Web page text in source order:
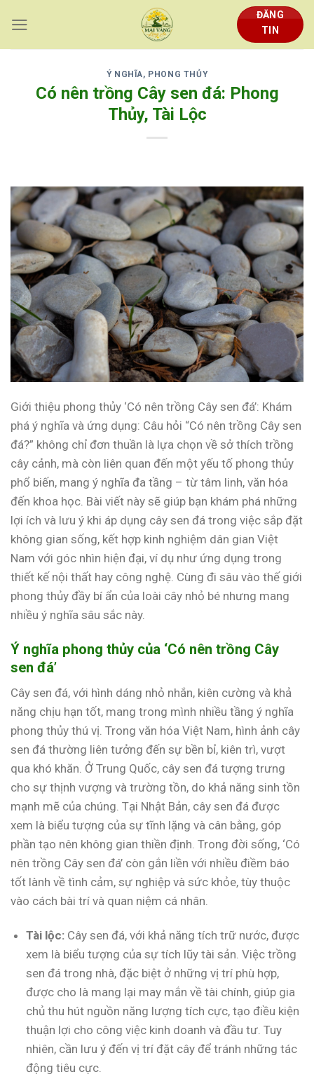
content
ĐĂNG
TIN
Ý NGHĨA, PHONG THỦY
Có nên trồng Cây sen đá: Phong
Thủy, Tài Lộc
Giới thiệu phong thủy ‘Có nên trồng Cây sen đá’: Khám
phá ý nghĩa và ứng dụng: Câu hỏi “Có nên trồng Cây sen
đá?” không chỉ đơn thuần là lựa chọn về sở thích trồng
cây cảnh, mà còn liên quan đến một yếu tố phong thủy
phổ biến, mang ý nghĩa đa tầng – từ tâm linh, văn hóa
đến khoa học. Bài viết này sẽ giúp bạn khám phá những
lợi ích và lưu ý khi áp dụng cây sen đá trong việc sắp đặt
không gian sống, kết hợp kinh nghiệm dân gian Việt
Nam với góc nhìn hiện đại, ví dụ như ứng dụng trong
thiết kế nội thất hay công nghệ. Cùng đi sâu vào thế giới
phong thủy đầy bí ẩn của loài cây nhỏ bé nhưng mang
nhiều ý nghĩa sâu sắc này.
Ý nghĩa phong thủy của ‘Có nên trồng Cây
sen đá’
Cây sen đá, với hình dáng nhỏ nhắn, kiên cường và khả
năng chịu hạn tốt, mang trong mình nhiều tầng ý nghĩa
phong thủy thú vị. Trong văn hóa Việt Nam, hình ảnh cây
sen đá thường liên tưởng đến sự bền bỉ, kiên trì, vượt
qua khó khăn. Ở Trung Quốc, cây sen đá tượng trưng
cho sự thịnh vượng và trường tồn, do khả năng sinh tồn
mạnh mẽ của chúng. Tại Nhật Bản, cây sen đá được
xem là biểu tượng của sự tĩnh lặng và cân bằng, góp
phần tạo nên không gian thiền định. Trong đời sống, ‘Có
nên trồng Cây sen đá’ còn gắn liền với nhiều điềm báo
tốt lành về tình cảm, sự nghiệp và sức khỏe, tùy thuộc
vào cách bài trí và quan niệm cá nhân.
Tài lộc: Cây sen đá, với khả năng tích trữ nước, được
xem là biểu tượng của sự tích lũy tài sản. Việc trồng
sen đá trong nhà, đặc biệt ở những vị trí phù hợp,
được cho là mang lại may mắn về tài chính, giúp gia
chủ thu hút nguồn năng lượng tích cực, tạo điều kiện
thuận lợi cho công việc kinh doanh và đầu tư. Tuy
nhiên, cần lưu ý đến vị trí đặt cây để tránh những tác
động tiêu cực.